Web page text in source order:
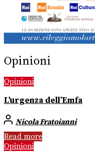
Opinioni
Opinioni
L’urgenza dell’Emfa
Nicola Fratoianni
Read more
Opinioni